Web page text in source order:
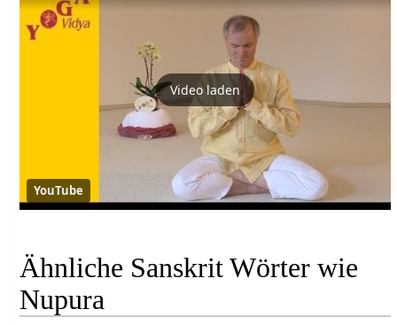
Video laden
YouTube
Ähnliche Sanskrit Wörter wie
Nupura